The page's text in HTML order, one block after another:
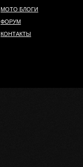
МОТО БЛОГИ
ФОРУМ
КОНТАКТЫ